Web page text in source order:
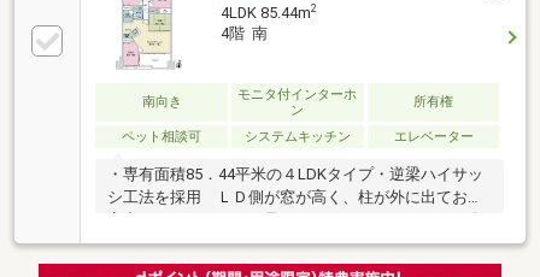
4LDK 85.44m2
4階 南
南向き
モニタ付インターホ
ン
所有権
ペット相談可 システムキッチン エレベーター
・専有面積85．44平米の４LDKタイプ・逆梁ハイサッ
シ工法を採用 ＬＤ側が窓が高く、柱が外に出ており
器洗い乾燥機付きです。・ペットと一緒に暮らせるマ
ンションです（飼育細則あり）・共用部分には宅配ボ